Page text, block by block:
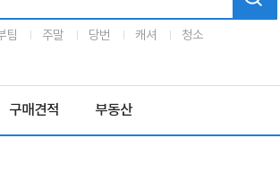
팀 주말 당번 캐셔 청소
구매견적 부동산